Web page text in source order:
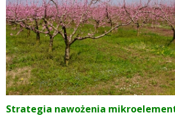
Strategia nawożenia